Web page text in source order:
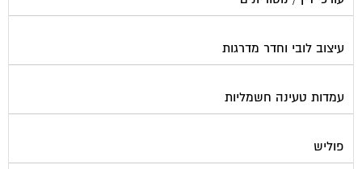
עיצוב לובי וחדר מדרגות
עמדות טעינה חשמליות
פוליש